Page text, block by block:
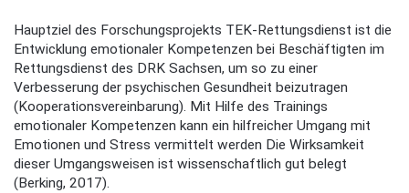
Hauptziel des Forschungsprojekts TEK-Rettungsdienst ist die
Entwicklung emotionaler Kompetenzen bei Beschäftigten im
Rettungsdienst des DRK Sachsen, um so zu einer
Verbesserung der psychischen Gesundheit beizutragen
(Kooperationsvereinbarung). Mit Hilfe des Trainings
emotionaler Kompetenzen kann ein hilfreicher Umgang mit
Emotionen und Stress vermittelt werden Die Wirksamkeit
dieser Umgangsweisen ist wissenschaftlich gut belegt
(Berking, 2017).